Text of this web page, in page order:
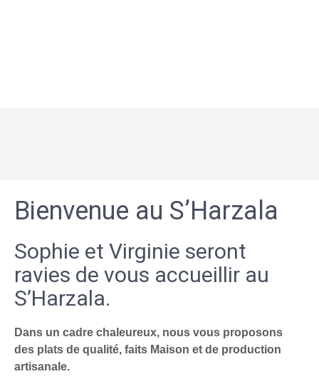
Bienvenue au S’Harzala
Sophie et Virginie seront
ravies de vous accueillir au
S’Harzala.
Dans un cadre chaleureux, nous vous proposons
des plats de qualité, faits Maison et de production
artisanale.